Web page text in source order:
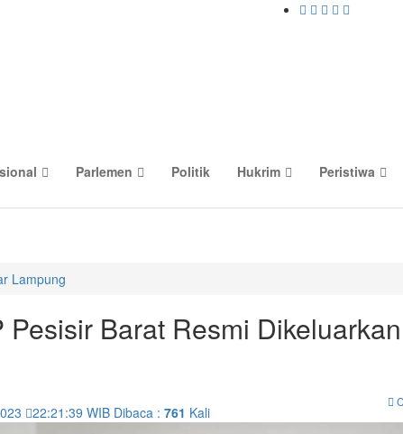
Parlemen Politik Hukrim Peristiwa
Lampung
Pesisir Barat Resmi Dikeluarkan
22:21:39 WIB Dibaca : 761 Kali